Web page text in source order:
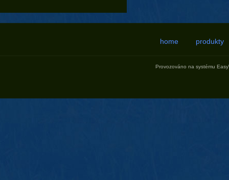
home produkty
Provozováno na systému